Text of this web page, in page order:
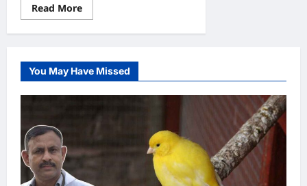
Read MoreRead
more
कछुए
की
कमी?
ये
सुपरफूड्स
कमाल
You May Have Missed